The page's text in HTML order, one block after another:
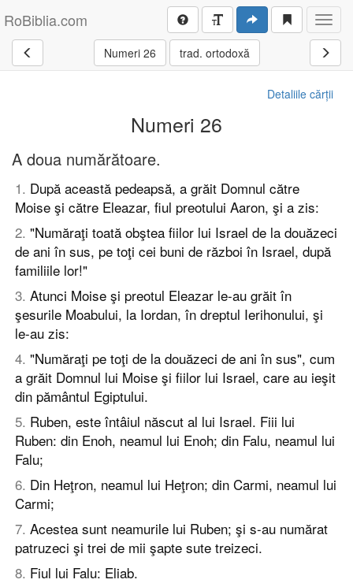
RoBiblia.com
Numeri 26 trad. ortodoxă
Detaliile cărții
Numeri 26
A doua numărătoare.
1. După această pedeapsă, a grăit Domnul către
Moise şi către Eleazar, fiul preotului Aaron, şi a zis:
2. "Număraţi toată obştea fiilor lui Israel de la douăzeci
de ani în sus, pe toţi cei buni de război în Israel, după
familiile lor!"
3. Atunci Moise şi preotul Eleazar le-au grăit în
şesurile Moabului, la Iordan, în dreptul Ierihonului, şi
le-au zis:
4. "Număraţi pe toţi de la douăzeci de ani în sus", cum
a grăit Domnul lui Moise şi fiilor lui Israel, care au ieşit
din pământul Egiptului.
5. Ruben, este întâiul născut al lui Israel. Fiii lui
Ruben: din Enoh, neamul lui Enoh; din Falu, neamul lui
Falu;
6. Din Heţron, neamul lui Heţron; din Carmi, neamul lui
Carmi;
7. Acestea sunt neamurile lui Ruben; şi s-au numărat
patruzeci şi trei de mii şapte sute treizeci.
8. Fiul lui Falu: Eliab.